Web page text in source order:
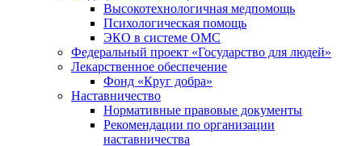
Высокотехнологичная медпомощь
Психологическая помощь
ЭКО в системе ОМС
Федеральный проект «Государство для людей»
Лекарственное обеспечение
Фонд «Круг добра»
Наставничество
Нормативные правовые документы
Рекомендации по организации
наставничества